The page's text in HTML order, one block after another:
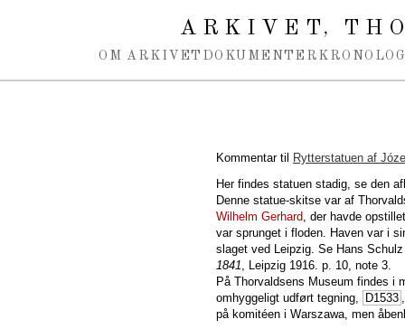
ARKIVET,
OM ARKIVET DOKUMENTER
Kommentar til
Rytterstatuen af
Her findes statuen stadig, se den
Denne statue-skitse var af
Wilhelm Gerhard, der havde
var sprunget i floden. Haven var i
slaget ved Leipzig. Se Hans
1841, Leipzig 1916. p. 10, note 3.
På Thorvaldsens Museum findes i
omhyggeligt udført tegning,
D1533
på komitéen i Warszawa, men